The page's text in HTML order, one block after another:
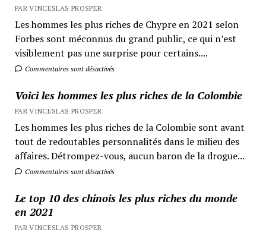
PAR VINCESLAS PROSPER
Les hommes les plus riches de Chypre en 2021 selon
Forbes sont méconnus du grand public, ce qui n’est
visiblement pas une surprise pour certains....
Commentaires sont désactivés
Voici les hommes les plus riches de la Colombie
PAR VINCESLAS PROSPER
Les hommes les plus riches de la Colombie sont avant
tout de redoutables personnalités dans le milieu des
affaires. Détrompez-vous, aucun baron de la drogue...
Commentaires sont désactivés
Le top 10 des chinois les plus riches du monde
en 2021
PAR VINCESLAS PROSPER